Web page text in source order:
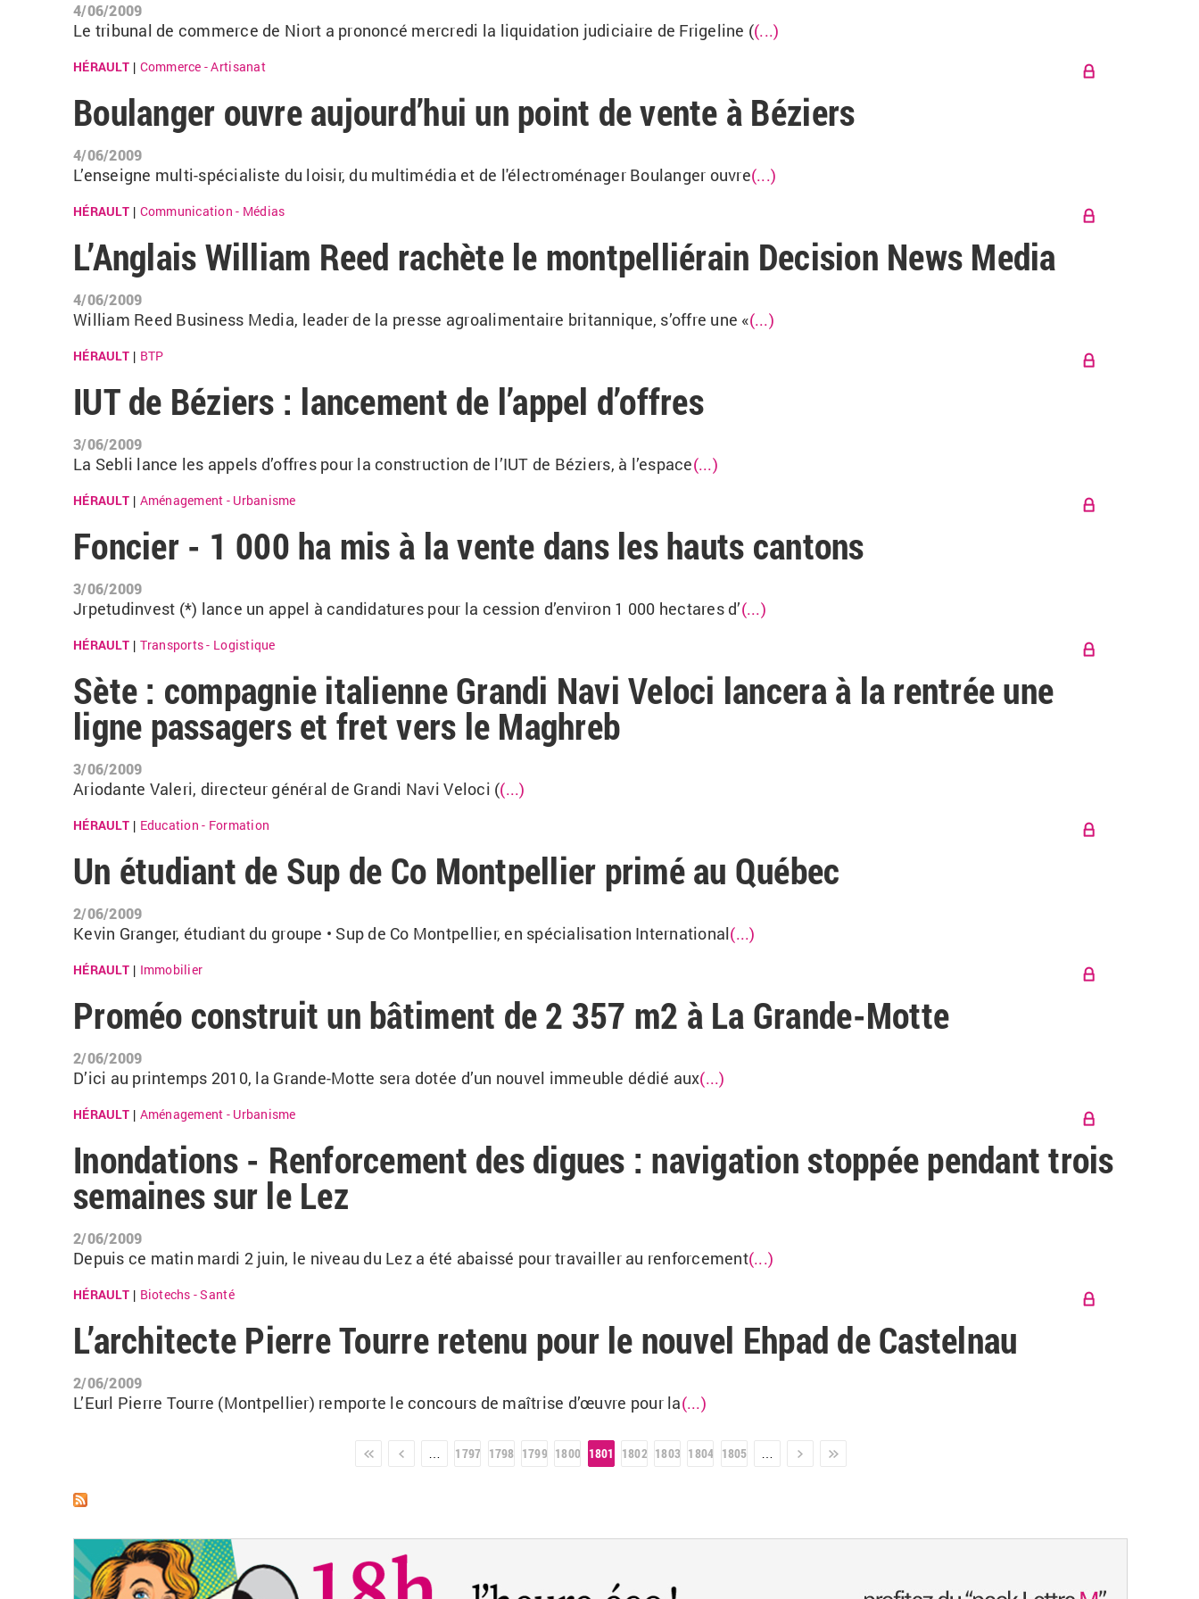
4/06/2009
Le tribunal de commerce de Niort a prononcé mercredi la liquidation judiciaire de Frigeline ((...)
HÉRAULT| Commerce - Artisanat
Boulanger ouvre aujourd’hui un point de vente à Béziers
4/06/2009
L’enseigne multi-spécialiste du loisir, du multimédia et de l'électroménager Boulanger ouvre(...)
HÉRAULT| Communication - Médias
L’Anglais William Reed rachète le montpelliérain Decision News Media
4/06/2009
William Reed Business Media, leader de la presse agroalimentaire britannique, s’offre une «(...)
HÉRAULT| BTP
IUT de Béziers : lancement de l’appel d’offres
3/06/2009
La Sebli lance les appels d’offres pour la construction de l’IUT de Béziers, à l’espace(...)
HÉRAULT| Aménagement - Urbanisme
Foncier - 1 000 ha mis à la vente dans les hauts cantons
3/06/2009
Jrpetudinvest (*) lance un appel à candidatures pour la cession d’environ 1 000 hectares d’(...)
HÉRAULT| Transports - Logistique
Sète : compagnie italienne Grandi Navi Veloci lancera à la rentrée une
ligne passagers et fret vers le Maghreb
3/06/2009
Ariodante Valeri, directeur général de Grandi Navi Veloci ((...)
HÉRAULT| Education - Formation
Un étudiant de Sup de Co Montpellier primé au Québec
2/06/2009
Kevin Granger, étudiant du groupe • Sup de Co Montpellier, en spécialisation International(...)
HÉRAULT| Immobilier
Proméo construit un bâtiment de 2 357 m2 à La Grande-Motte
2/06/2009
D’ici au printemps 2010, la Grande-Motte sera dotée d’un nouvel immeuble dédié aux(...)
HÉRAULT| Aménagement - Urbanisme
Inondations - Renforcement des digues : navigation stoppée pendant trois
semaines sur le Lez
2/06/2009
Depuis ce matin mardi 2 juin, le niveau du Lez a été abaissé pour travailler au renforcement(...)
HÉRAULT| Biotechs - Santé
L’architecte Pierre Tourre retenu pour le nouvel Ehpad de Castelnau
2/06/2009
L’Eurl Pierre Tourre (Montpellier) remporte le concours de maîtrise d’œuvre pour la(...)
1797 1798 1799 1800 1801 1802 1803 1804 1805
suivant ›dernier »